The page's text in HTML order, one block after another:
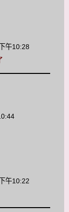
午10:28
午10:22